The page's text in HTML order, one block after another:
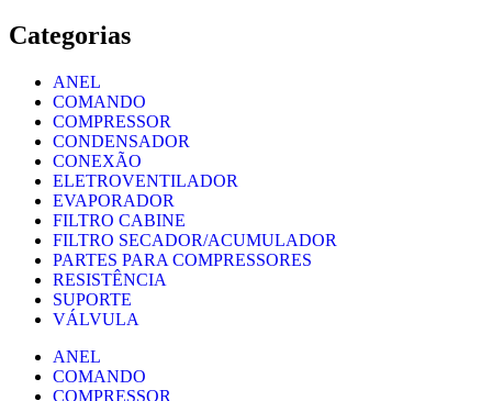
Categorias
ANEL
COMANDO
COMPRESSOR
CONDENSADOR
CONEXÃO
ELETROVENTILADOR
EVAPORADOR
FILTRO CABINE
FILTRO SECADOR/ACUMULADOR
PARTES PARA COMPRESSORES
RESISTÊNCIA
SUPORTE
VÁLVULA
ANEL
COMANDO
COMPRESSOR